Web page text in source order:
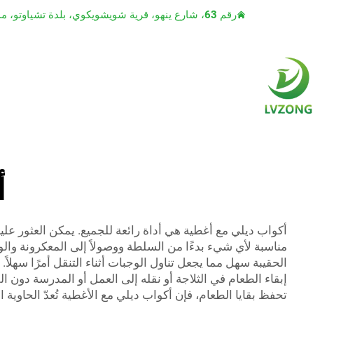
رقم 63، شارع ينهو، قرية شويشويكوي، بلدة تشياوتو، مدينة دونغقوان، مقاطعة قوانغدونغ
أكواب ديلي مع أغطية هي أداة رائعة للجميع. يمكن العثور
مناسبة لأي شيء بدءًا من السلطة ووصولاً إلى المعكرونة
الحقيبة سهل مما يجعل تناول الوجبات أثناء التنقل أمرًا
تحفظ بقايا الطعام، فإن أكواب ديلي مع الأغطية تُعدّ الحاوية